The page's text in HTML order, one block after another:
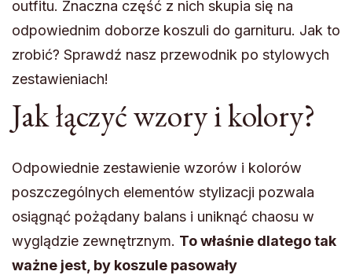
outfitu. Znaczna część z nich skupia się na
odpowiednim doborze koszuli do garnituru. Jak to
zrobić? Sprawdź nasz przewodnik po stylowych
zestawieniach!
Jak łączyć wzory i kolory?
Odpowiednie zestawienie wzorów i kolorów
poszczególnych elementów stylizacji pozwala
osiągnąć pożądany balans i uniknąć chaosu w
wyglądzie zewnętrznym. To właśnie dlatego tak
ważne jest, by koszule pasowały